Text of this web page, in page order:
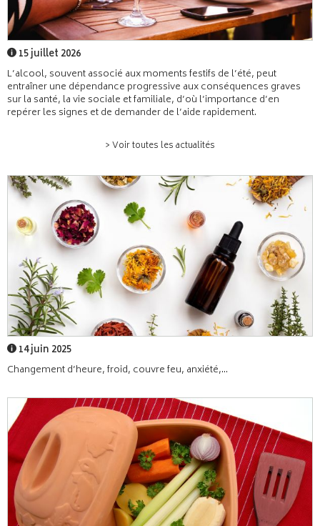
15 juillet 2026
L’alcool, souvent associé aux moments festifs de l’été, peut
entraîner une dépendance progressive aux conséquences graves
sur la santé, la vie sociale et familiale, d’où l’importance d’en
repérer les signes et de demander de l’aide rapidement.
> Voir toutes les actualités
14 juin 2025
Changement d’heure, froid, couvre feu, anxiété,...